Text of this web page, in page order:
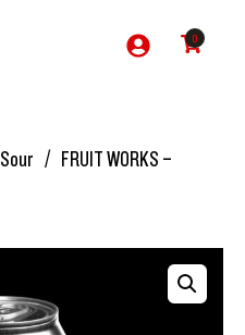
0
Sour
FRUIT WORKS –